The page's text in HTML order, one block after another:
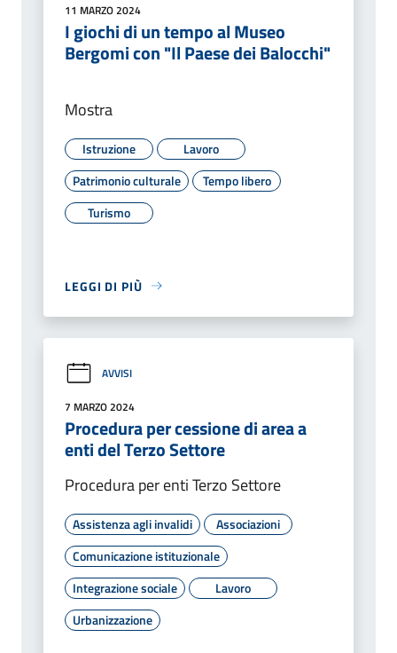
11 MARZO 2024
I giochi di un tempo al Museo
Bergomi con "Il Paese dei Balocchi"
Mostra
Istruzione
Lavoro
Patrimonio culturale
Tempo libero
Turismo
LEGGI DI PIÙ
AVVISI
7 MARZO 2024
Procedura per cessione di area a
enti del Terzo Settore
Procedura per enti Terzo Settore
Assistenza agli invalidi
Associazioni
Comunicazione istituzionale
Integrazione sociale
Lavoro
Urbanizzazione